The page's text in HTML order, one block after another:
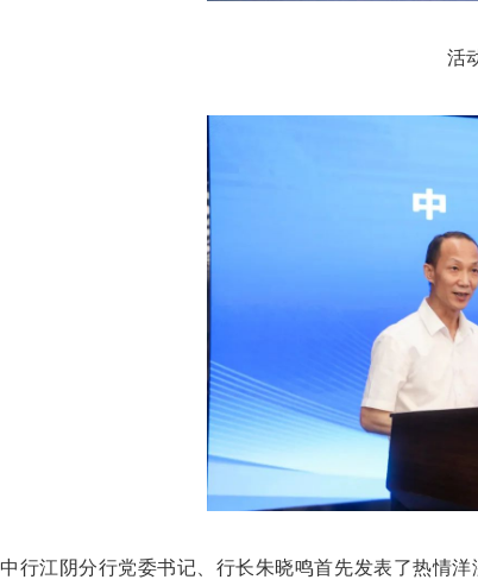
活
中行江阴分行党委书记、行长朱晓鸣首先发表了热情